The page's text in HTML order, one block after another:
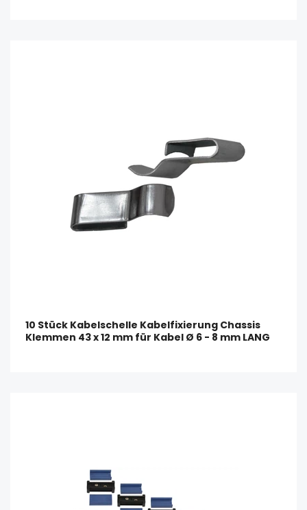
10 Stück Kabelschelle Kabelfixierung Chassis
Klemmen 43 x 12 mm für Kabel Ø 6 - 8 mm LANG